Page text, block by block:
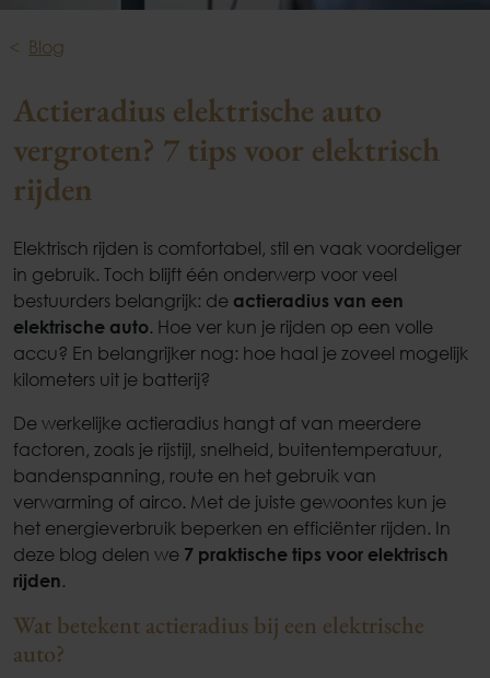
Blog
Actieradius elektrische auto
vergroten? 7 tips voor elektrisch
rijden
Elektrisch rijden is comfortabel, stil en vaak voordeliger
in gebruik. Toch blijft één onderwerp voor veel
bestuurders belangrijk: de actieradius van een
elektrische auto. Hoe ver kun je rijden op een volle
accu? En belangrijker nog: hoe haal je zoveel mogelijk
kilometers uit je batterij?
De werkelijke actieradius hangt af van meerdere
factoren, zoals je rijstijl, snelheid, buitentemperatuur,
bandenspanning, route en het gebruik van
verwarming of airco. Met de juiste gewoontes kun je
het energieverbruik beperken en efficiënter rijden. In
deze blog delen we 7 praktische tips voor elektrisch
rijden.
Wat betekent actieradius bij een elektrische
auto?